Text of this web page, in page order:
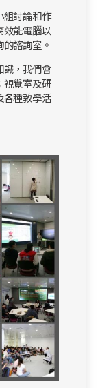
組討論和作
效能電腦以
諮詢室。
識，我們會
視覺室及研
各種教學活